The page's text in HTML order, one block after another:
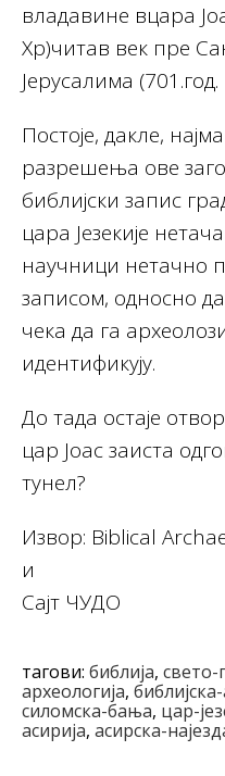
владавине вцара
Хр)читав век пре
Јерусалима
Постоје, дакле,
разрешења ове
библијски запис
цара Језекије
научници нетачно
записом, односно да
чека да га
идентификују.
До тада остаје
цар Јоас заиста
тунел?
Извор: Biblical
и
Сајт ЧУДО
тагови: библија, свето-
археологија,
силомска-бања, цар-
асирија, асирска-